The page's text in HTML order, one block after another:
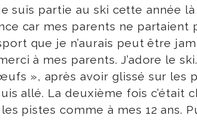
suis partie au ski cette année
car mes parents ne partaient
que je n’aurais peut être
à mes parents. J’adore le
», après avoir glissé sur les
allé. La deuxième fois c’était
pistes comme à mes 12 ans.